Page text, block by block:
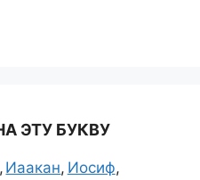
ЭТУ БУКВУ
Иаакан Иосиф